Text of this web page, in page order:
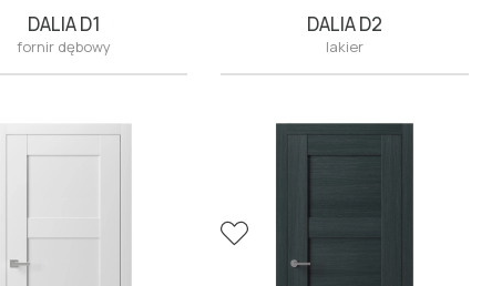
DALIA D1
fornir dębowy
DALIA D2
lakier